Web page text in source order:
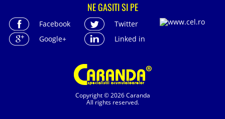
Copyright © 2026 Caranda
All rights reserved.
NE GASITI SI PE
Facebook
Twitter
Google+
Linked in